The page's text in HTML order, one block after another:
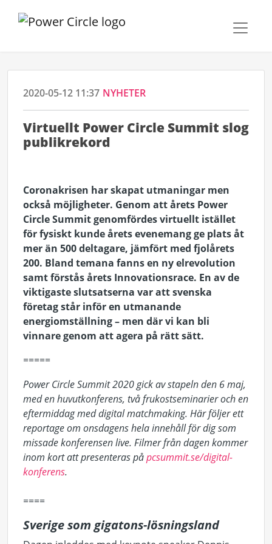
2020-05-12 11:37 NYHETER
Virtuellt Power Circle Summit slog
publikrekord
Coronakrisen har skapat utmaningar men
också möjligheter. Genom att årets Power
Circle Summit genomfördes virtuellt istället
för fysiskt kunde årets evenemang ge plats åt
mer än 500 deltagare, jämfört med fjolårets
200. Bland temana fanns en ny elrevolution
samt förstås årets Innovationsrace. En av de
viktigaste slutsatserna var att svenska
företag står inför en utmanande
energiomställning – men där vi kan bli
vinnare genom att agera på rätt sätt.
=====
Power Circle Summit 2020 gick av stapeln den 6 maj,
med en huvutkonferens, två frukostseminarier och en
eftermiddag med digital matchmaking. Här följer ett
reportage om onsdagens hela innehåll för dig som
missade konferensen live. Filmer från dagen kommer
inom kort att presenteras påpcsummit.se/digital-
konferens.
====
Sverige som gigatons-lösningsland